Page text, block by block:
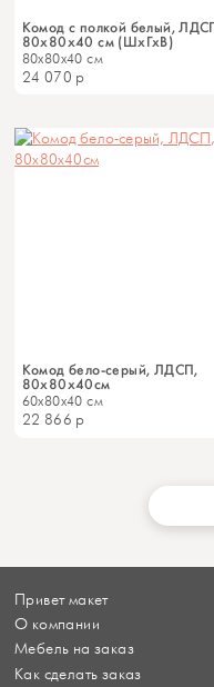
Комод с полкой белый,
80х80х40 см (ШхГхВ)
80x80x40 см
24 070 р
Комод бело-серый, ЛДСП,
80х80х40см
60x80x40 см
22 866 р
Привет макет
О компании
Мебель на заказ
Как сделать заказ